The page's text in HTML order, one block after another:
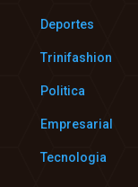
Deportes
Trinifashion
Politica
Empresarial
Tecnologia